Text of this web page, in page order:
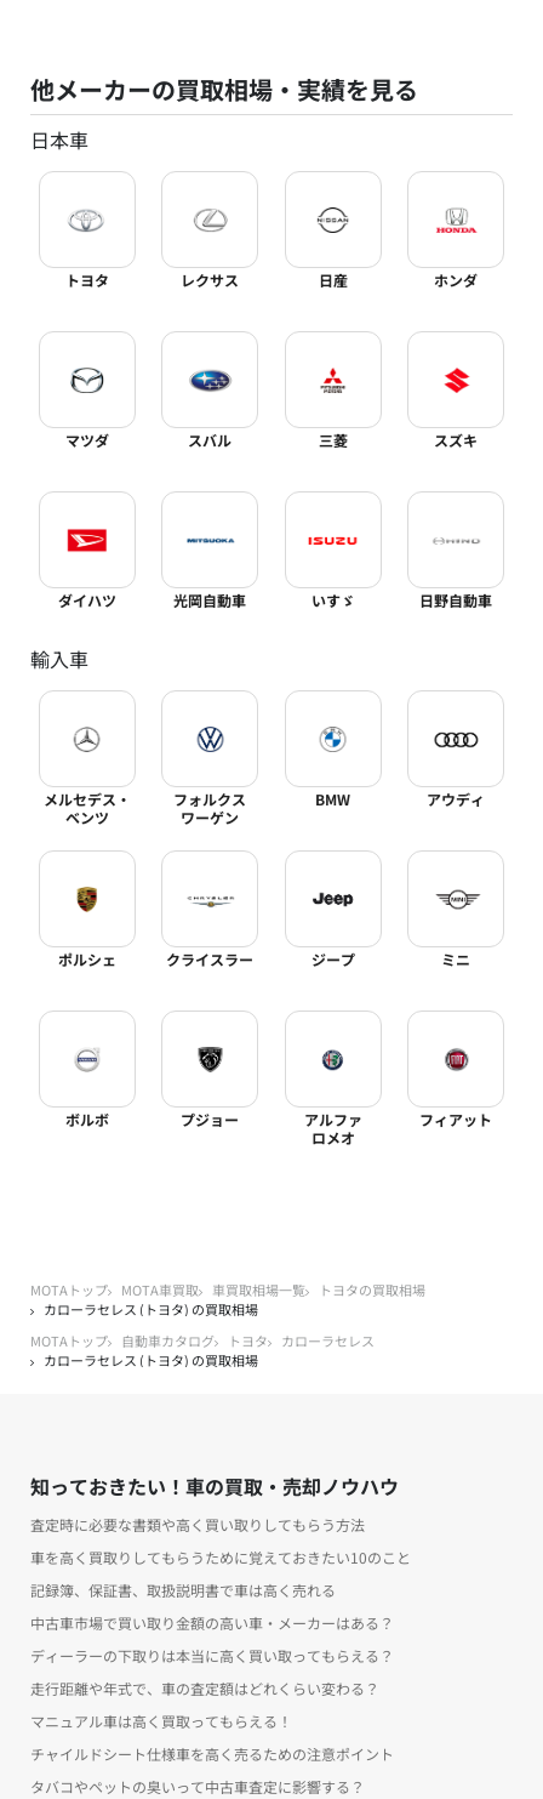
他メーカーの買取相場・実績を見る
日本車
トヨタ レクサス 日産 ホンダ
マツダ スバル 三菱 スズキ
ダイハツ 光岡自動車 いすゞ 日野自動車
輸入車
メルセデス・
ベンツ
フォルクス
ワーゲン
BMW アウディ
ポルシェ クライスラー ジープ ミニ
ボルボ プジョー
アルファ
ロメオ
フィアット
MOTAトップ MOTA車買取 車買取相場一覧
トヨタの買取相場
カローラセレス (トヨタ) の買取相場
MOTAトップ
自動車カタログ トヨタ
カローラセレス
カローラセレス (トヨタ) の買取相場
知っておきたい！車の買取・売却ノウハウ
査定時に必要な書類や高く買い取りしてもらう方法
車を高く買取りしてもらうために覚えておきたい10のこと
記録簿、保証書、取扱説明書で車は高く売れる
中古車市場で買い取り金額の高い車・メーカーはある？
ディーラーの下取りは本当に高く買い取ってもらえる？
走行距離や年式で、車の査定額はどれくらい変わる？
マニュアル車は高く買取ってもらえる！
チャイルドシート仕様車を高く売るための注意ポイント
タバコやペットの臭いって中古車査定に影響する？